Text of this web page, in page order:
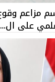
على ال...